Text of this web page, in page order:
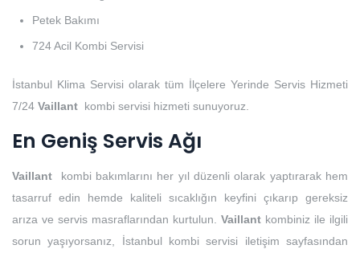
Petek Bakımı
724 Acil Kombi Servisi
İstanbul Klima Servisi olarak tüm İlçelere Yerinde Servis Hizmeti
7/24 Vaillant kombi servisi hizmeti sunuyoruz.
En Geniş Servis Ağı
Vaillant kombi bakımlarını her yıl düzenli olarak yaptırarak hem
tasarruf edin hemde kaliteli sıcaklığın keyfini çıkarıp gereksiz
arıza ve servis masraflarından kurtulun. Vaillant kombiniz ile ilgili
sorun yaşıyorsanız, İstanbul kombi servisi iletişim sayfasından